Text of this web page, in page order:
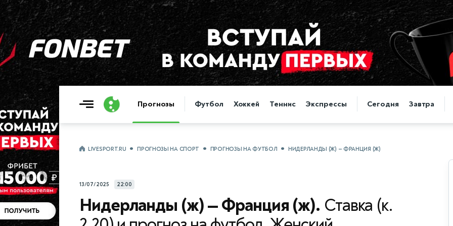
Прогнозы Футбол Хоккей Теннис Экспрессы Сегодня Завтра
LIVESPORT.RU ПРОГНОЗЫ НА СПОРТ ПРОГНОЗЫ НА ФУТБОЛ НИДЕРЛАНДЫ (Ж) — ФРАНЦИЯ (Ж)
13/07/2025 22:00
Нидерланды (ж) — Франция (ж). Ставка (к.